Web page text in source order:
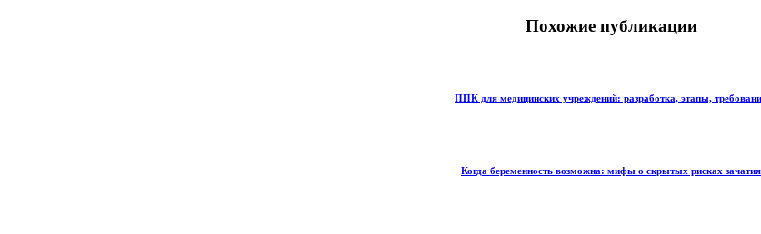
Похожие публикации
ППК для медицинских учреждений: разработка, этапы,
Когда беременность возможна: мифы о скрытых рисках зачатия